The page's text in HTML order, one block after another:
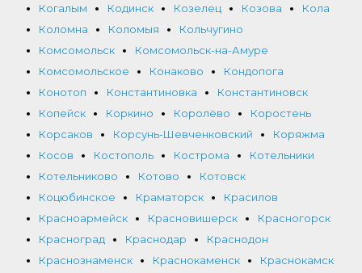
Когалым
Кодинск Козелец Козова
Кола
Коломна
Коломыя
Кольчугино
Комсомольск
Комсомольск-на-Амуре
Комсомольское
Конаково
Кондопога
Конотоп
Константиновка
Константиновск
Копейск
Коркино Королёво
Коростень
Корсаков
Корсунь-Шевченковский
Коряжма
Косов
Костополь Кострома
Котельники
Котельниково
Котово
Котовск
Коцюбинское
Краматорск
Красилов
Красноармейск
Красновишерск
Красногорск
Красноград
Краснодар
Краснодон
Краснознаменск
Краснокаменск
Краснокамск